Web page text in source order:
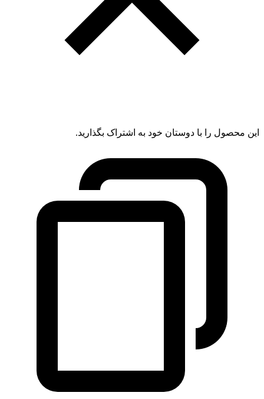
این محصول را با دوستان خود به اشتراک بگذارید.